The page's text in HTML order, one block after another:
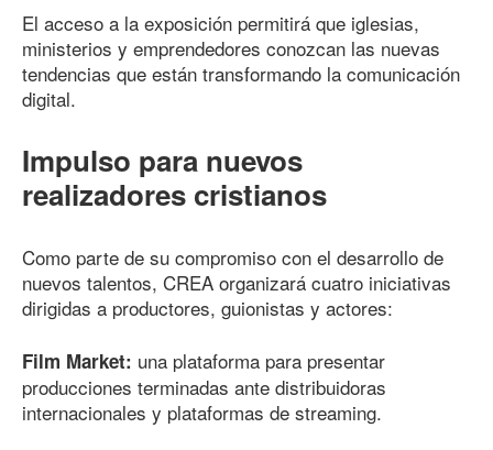
El acceso a la exposición permitirá que iglesias,
ministerios y emprendedores conozcan las nuevas
tendencias que están transformando la comunicación
digital.
Impulso para nuevos
realizadores cristianos
Como parte de su compromiso con el desarrollo de
nuevos talentos, CREA organizará cuatro iniciativas
dirigidas a productores, guionistas y actores:
Film Market: una plataforma para presentar
producciones terminadas ante distribuidoras
internacionales y plataformas de streaming.